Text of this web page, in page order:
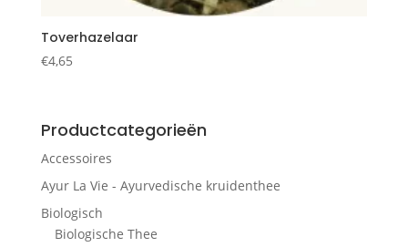
Toverhazelaar
€4,65
Productcategorieën
Accessoires
Ayur La Vie - Ayurvedische kruidenthee
Biologisch
Biologische Thee